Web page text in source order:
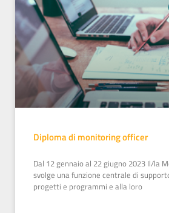
Diploma di monitoring officer
Dal 12 gennaio al 22 giugno 2023 Il/la
svolge una funzione centrale di
progetti e programmi e alla loro